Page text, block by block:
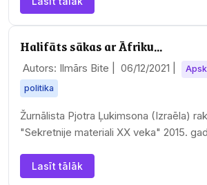
Halifāts sākas ar Āfriku...
Autors: Ilmārs Bite | 06/12/2021
politika
Žurnālista Pjotra Ļukimsona (Izraēla)
"Sekretnije materiali XX veka" 2015.
Lasīt tālāk